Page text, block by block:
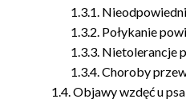
Połykanie
Nietolerancje
Choroby
Objawy wzdęć u psa